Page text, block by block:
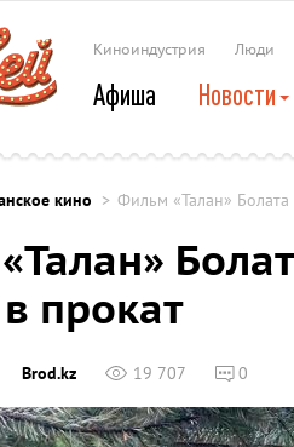
Киноиндустрия Люди
Афиша Новости
кино Фильм «Талан»
прокат
Brod.kz 19 707 0